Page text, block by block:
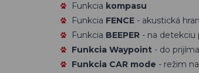
Funkcia kompasu
Funkcia FENCE - akustická
Funkcia BEEPER - na detekciu
Funkcia Waypoint - do
Funkcia CAR mode - režim